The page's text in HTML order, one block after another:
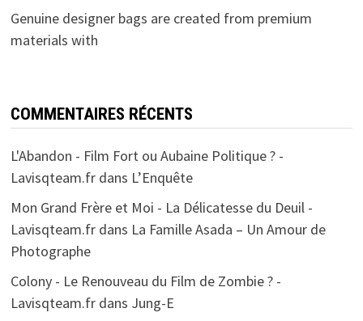
Genuine designer bags are created from premium
materials with
COMMENTAIRES RÉCENTS
L'Abandon - Film Fort ou Aubaine Politique ? -
Lavisqteam.frdans L’Enquête
Mon Grand Frère et Moi - La Délicatesse du Deuil -
Lavisqteam.frdans La Famille Asada – Un Amour de
Photographe
Colony - Le Renouveau du Film de Zombie ? -
Lavisqteam.frdans Jung-E